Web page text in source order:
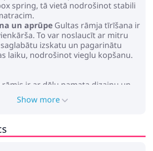
spring, tā vietā nodrošinot stabili
un aprūpe Gultas rāmja tīrīšana ir
To var noslaucīt ar mitru
izskatu un pagarinātu
laiku, nodrošinot vieglu kopšanu.
rāmis ir ar dēļu pamata dizainu un
izmērs: 120 x 190 cm
Show more